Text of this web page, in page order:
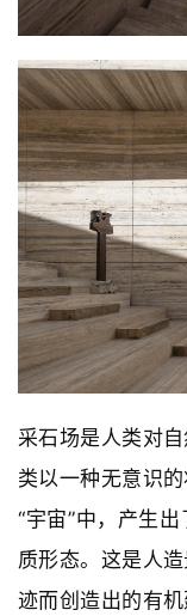
采石场是人类对
类以一种无意识
“宇宙”中，产生
质形态。这是人
迹而创造出的有